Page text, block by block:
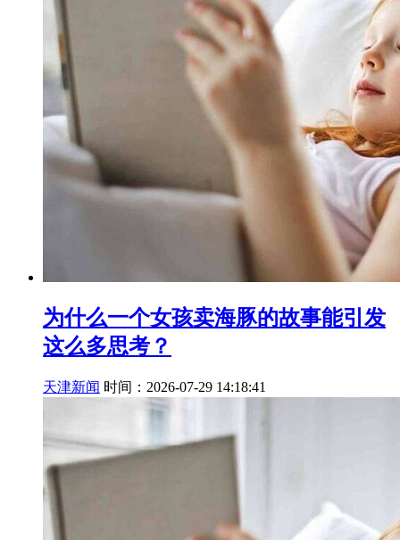
为什么一个女孩卖海豚的故事能引发
这么多思考？
天津新闻 时间：2026-07-29 14:18:41